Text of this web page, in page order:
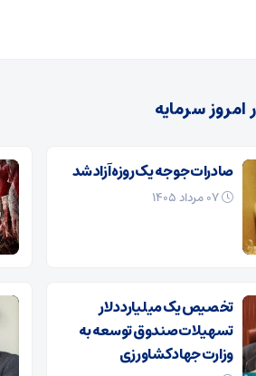
امروز سرمایه
صادرات جوجه یک روزه آزاد شد
تخصیص یک میلیارد دلار
تسهیلات صندوق توسعه به
وزارت جهاد کشاورزی